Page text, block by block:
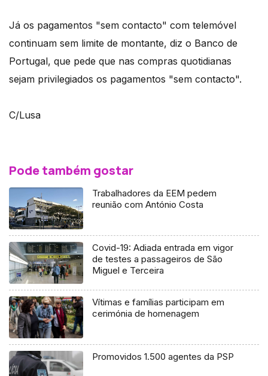
Já os pagamentos "sem contacto" com telemóvel
continuam sem limite de montante, diz o Banco de
Portugal, que pede que nas compras quotidianas
sejam privilegiados os pagamentos "sem contacto".
C/Lusa
Pode também gostar
Trabalhadores da EEM pedem
reunião com António Costa
Covid-19: Adiada entrada em vigor
de testes a passageiros de São
Miguel e Terceira
Vítimas e famílias participam em
cerimónia de homenagem
Promovidos 1.500 agentes da PSP